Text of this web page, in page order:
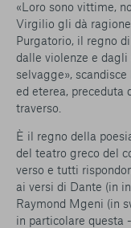
«Loro sono vittime,
Virgilio gli dà
Purgatorio, il regno
dalle violenze e
selvagge»,
ed eterea, preceduta
traverso.
È il regno della
del teatro greco del
verso e tutti
ai versi di Dante (in
Raymond Mgeni (in
in particolare questa